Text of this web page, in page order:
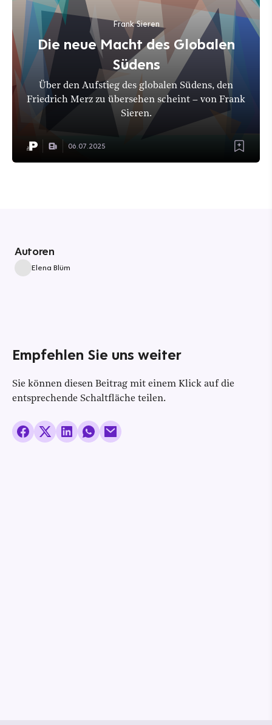
Frank Sieren
Die neue Macht des Globalen
Südens
Über den Aufstieg des globalen Südens, den
Friedrich Merz zu übersehen scheint – von Frank
Sieren.
06.07.2025
Autoren
Elena Blüm
Empfehlen Sie uns weiter
Sie können diesen Beitrag mit einem Klick auf die
entsprechende Schaltfläche teilen.